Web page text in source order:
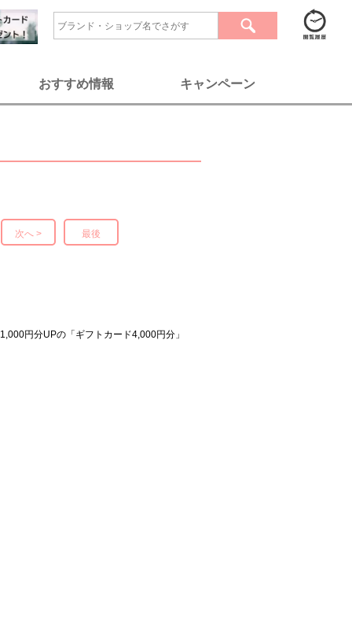
おすすめ情報 キャンペーン
次へ > 最後
円分UPの「ギフトカード4,000円分」